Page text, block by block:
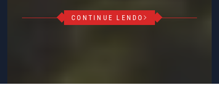
CONTINUE LENDO